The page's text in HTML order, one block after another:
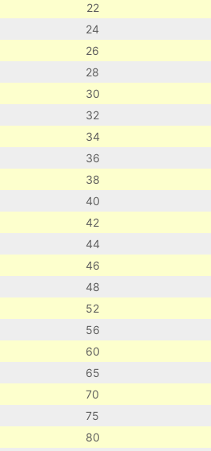
22
24
26
28
30
32
34
36
38
40
42
44
46
48
52
56
60
65
70
75
80